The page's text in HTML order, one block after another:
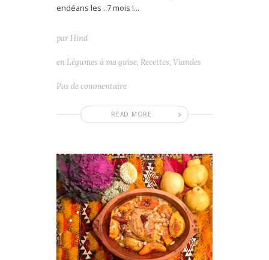
endéans les ..7 mois !...
READ MORE
par Hind
en Légumes à ma guise, Recettes, Viandes
Pas de commentaire